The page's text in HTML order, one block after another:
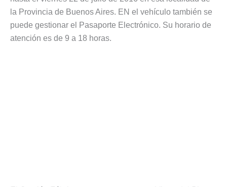
la Provincia de Buenos Aires. EN el vehículo también se
puede gestionar el Pasaporte Electrónico. Su horario de
atención es de 9 a 18 horas.